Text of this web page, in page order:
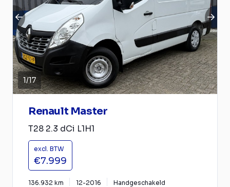
1/17
Renault Master
T28 2.3 dCi L1H1
excl. BTW
€7.999
136.932 km 12-2016 Handgeschakeld